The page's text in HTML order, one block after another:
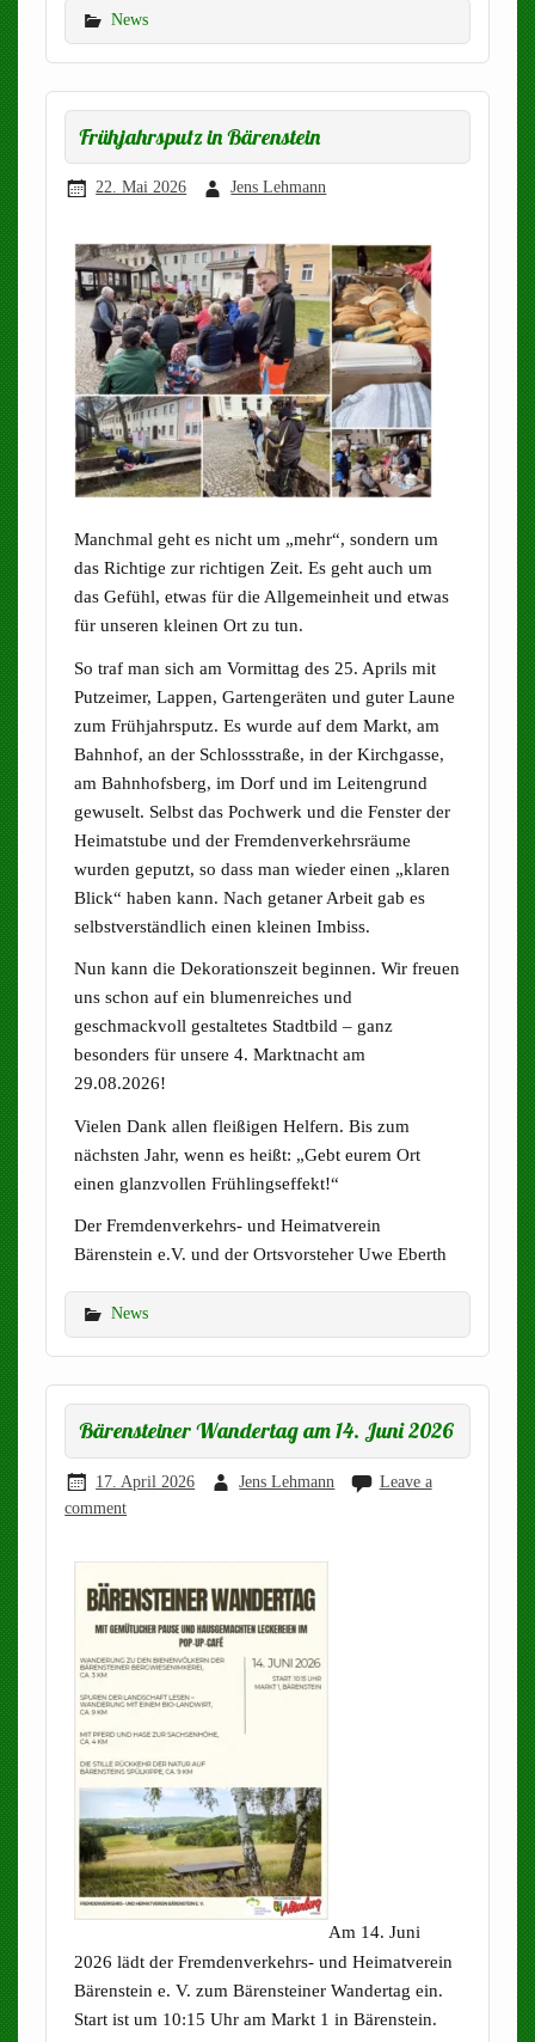
News
Frühjahrsputz in Bärenstein
22. Mai 2026 Jens Lehmann
Manchmal geht es nicht um „mehr“, sondern um
das Richtige zur richtigen Zeit. Es geht auch um
das Gefühl, etwas für die Allgemeinheit und etwas
für unseren kleinen Ort zu tun.
So traf man sich am Vormittag des 25. Aprils mit
Putzeimer, Lappen, Gartengeräten und guter Laune
zum Frühjahrsputz. Es wurde auf dem Markt, am
Bahnhof, an der Schlossstraße, in der Kirchgasse,
am Bahnhofsberg, im Dorf und im Leitengrund
gewuselt. Selbst das Pochwerk und die Fenster der
Heimatstube und der Fremdenverkehrsräume
wurden geputzt, so dass man wieder einen „klaren
Blick“ haben kann. Nach getaner Arbeit gab es
selbstverständlich einen kleinen Imbiss.
Nun kann die Dekorationszeit beginnen. Wir freuen
uns schon auf ein blumenreiches und
geschmackvoll gestaltetes Stadtbild – ganz
besonders für unsere 4. Marktnacht am
29.08.2026!
Vielen Dank allen fleißigen Helfern. Bis zum
nächsten Jahr, wenn es heißt: „Gebt eurem Ort
einen glanzvollen Frühlingseffekt!“
Der Fremdenverkehrs- und Heimatverein
Bärenstein e.V. und der Ortsvorsteher Uwe Eberth
News
Bärensteiner Wandertag am 14. Juni 2026
17. April 2026 Jens Lehmann
Leave a
comment
Am 14. Juni
2026 lädt der Fremdenverkehrs- und Heimatverein
Bärenstein e. V. zum Bärensteiner Wandertag ein.
Start ist um 10:15 Uhr am Markt 1 in Bärenstein.